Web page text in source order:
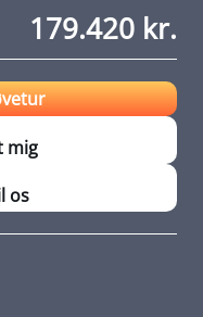
179.420 kr.
mig
os